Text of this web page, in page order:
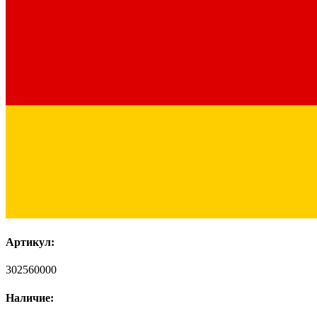
Артикул:
302560000
Наличие: